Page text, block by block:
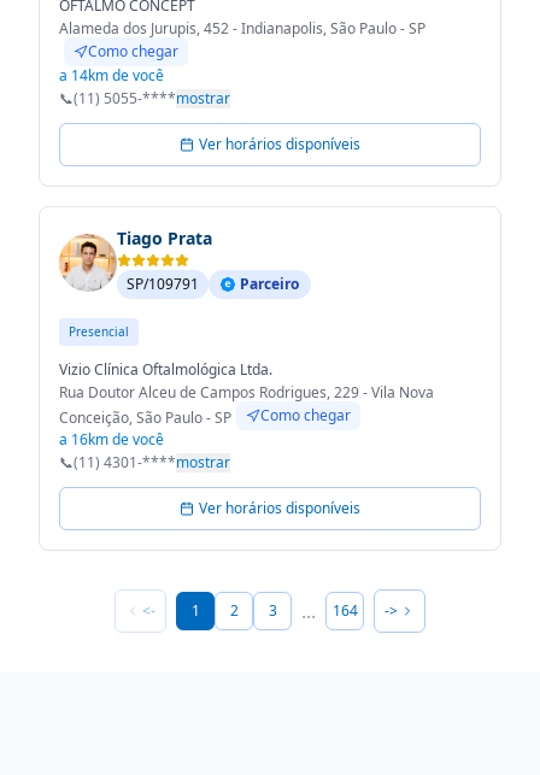
OFTALMO CONCEPT
Alameda dos Jurupis, 452 - Indianapolis, São Paulo - SP
Como chegar
a 14km de você
📞(11) 5055-****mostrar
Ver horários disponíveis
Tiago Prata
SP/109791 Parceiro
Presencial
Vizio Clínica Oftalmológica Ltda.
Rua Doutor Alceu de Campos Rodrigues, 229 - Vila Nova
Conceição, São Paulo - SP
Como chegar
a 16km de você
📞(11) 4301-****mostrar
Ver horários disponíveis
<- 1 2 3 ... 164 ->